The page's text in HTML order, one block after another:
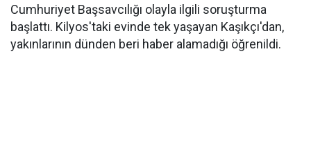
Cumhuriyet Başsavcılığı olayla ilgili soruşturma
başlattı. Kilyos'taki evinde tek yaşayan Kaşıkçı'dan,
yakınlarının dünden beri haber alamadığı öğrenildi.